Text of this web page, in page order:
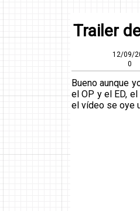
Trailer
12/09/
0
Bueno aunque
el OP y el ED,
el vídeo se oye